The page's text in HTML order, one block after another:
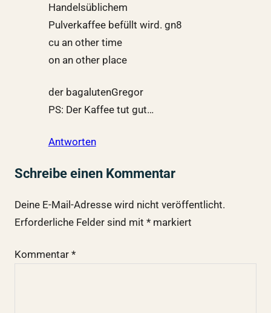
Handelsüblichem
Pulverkaffee befüllt wird. gn8
cu an other time
on an other place
der bagalutenGregor
PS: Der Kaffee tut gut…
Antworten
Schreibe einen Kommentar
Deine E-Mail-Adresse wird nicht veröffentlicht.
Erforderliche Felder sind mit *markiert
Kommentar *